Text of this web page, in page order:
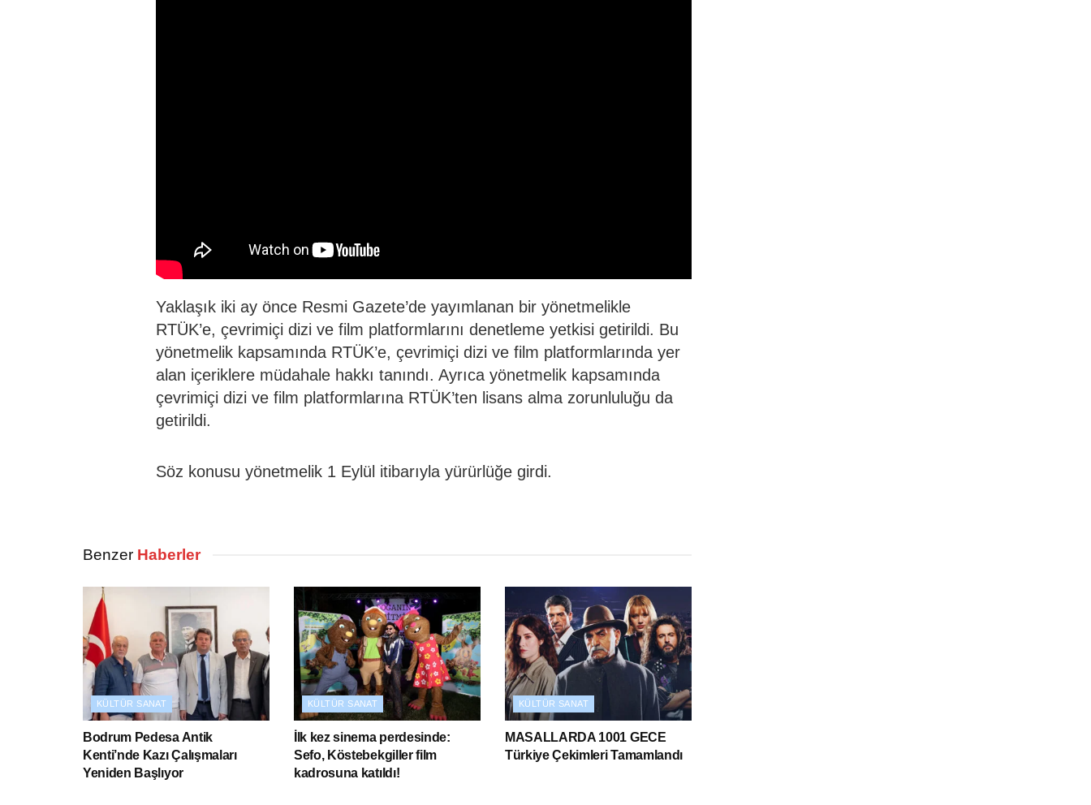
Yaklaşık iki ay önce Resmi Gazete’de yayımlanan bir yönetmelikle
RTÜK’e, çevrimiçi dizi ve film platformlarını denetleme yetkisi getirildi. Bu
yönetmelik kapsamında RTÜK’e, çevrimiçi dizi ve film platformlarında yer
alan içeriklere müdahale hakkı tanındı. Ayrıca yönetmelik kapsamında
çevrimiçi dizi ve film platformlarına RTÜK’ten lisans alma zorunluluğu da
getirildi.
Söz konusu yönetmelik 1 Eylül itibarıyla yürürlüğe girdi.
Benzer Haberler
KÜLTÜR SANAT
Bodrum Pedesa Antik
Kenti’nde Kazı Çalışmaları
Yeniden Başlıyor
KÜLTÜR SANAT
İlk kez sinema perdesinde:
Sefo, Köstebekgiller film
kadrosuna katıldı!
KÜLTÜR SANAT
MASALLARDA 1001 GECE
Türkiye Çekimleri Tamamlandı